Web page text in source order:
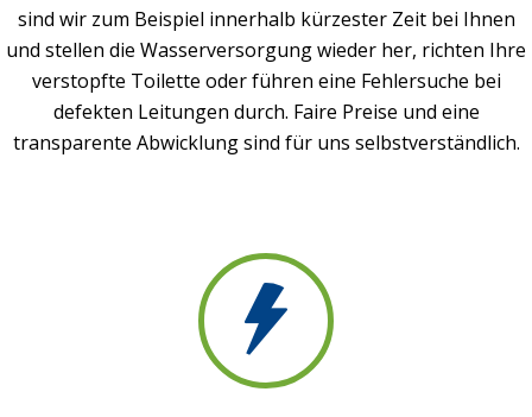
sind wir zum Beispiel innerhalb kürzester Zeit bei Ihnen
und stellen die Wasserversorgung wieder her, richten Ihre
verstopfte Toilette oder führen eine Fehlersuche bei
defekten Leitungen durch. Faire Preise und eine
transparente Abwicklung sind für uns selbstverständlich.